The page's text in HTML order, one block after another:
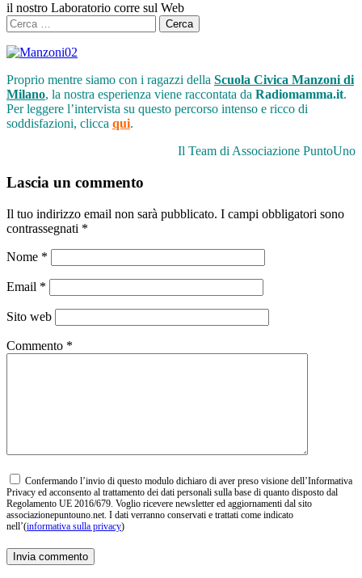
il nostro Laboratorio corre sul Web
Cerca
per:
Proprio mentre siamo con i ragazzi della Scuola Civica Manzoni di
Milano, la nostra esperienza viene raccontata da Radiomamma.it.
Per leggere l’intervista su questo percorso intenso e ricco di
soddisfazioni, clicca qui.
Il Team di Associazione PuntoUno
Lascia un commento
Il tuo indirizzo email non sarà pubblicato. I campi obbligatori sono
contrassegnati *
Nome *
Email *
Sito web
Commento *
Confermando l’invio di questo modulo dichiaro di aver preso visione dell’Informativa
Privacy ed acconsento al trattamento dei dati personali sulla base di quanto disposto dal
Regolamento UE 2016/679. Voglio ricevere newsletter ed aggiornamenti dal sito
associazionepuntouno.net. I dati verranno conservati e trattati come indicato
nell’(informativa sulla privacy)